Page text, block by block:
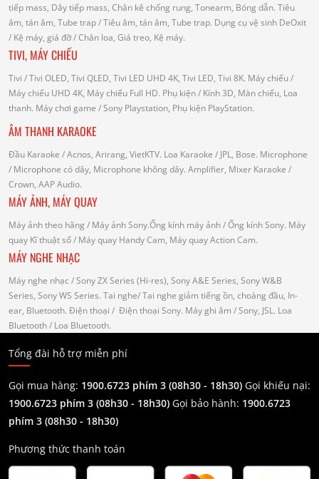
tiếp mass, Dây tiếp mass, Chân kê chống rung, Tonearm, Bóng dẫn. Tiêu
âm, tán âm, Tube trap/ Tiêu âm, tán âm, Tube trap. Dụng cụ vệ sinh DeOxit
/ Kệ máy, giá đỡ/ Chân loa, Giá treo, Kệ máy.
TIVI, MÁY CHIẾU
Tivi / Tivi OLED, Tivi QLED, Tivi LED UHD 4K, Tivi LED, Tivi 8K. Máy chiếu/
Máy chiếu UHD 4K, Máy chiếu Full HD. Phụ kiện/ Kính 3D, Màn chiếu, Loa
thanh. Máy chơi game / Sony Playstation, Phụ kiện PlayStation.
ÂM THANH KARAOKE
Đầu Karaoke / Acnos, Arirang, VietKTV. Loa Karaoke / JPL, Bose. Microphone
/ Microphone có dây, Microphone không dây. Amplifier, Mixer Karaoke /
Crown, AAP Audio.
MÁY ẢNH, MÁY QUAY
Máy ảnh theo hãng / Máy ảnh Sony.Ống kính máy ảnh / Ống kính Sony. Máy
quay Kĩ thuật số/ Máy quay Handy Cam, Máy quay Action Cam.
MÁY NGHE NHẠC
Máy nghe nhạc / Sony ZX Series (Hi-res), Sony A&E Series, Sony W&B
Series, Sony WS Series. Tai nghe/ Tai nghe giảm tiếng ồn, choàng đầu, In-
ear, Bluetooth. Điện thoại / Điện thoại Sony. Máy ghi âm / Sony, JSL. Loa
Bluetooth/ Loa Bluetooth.
Tổng đài hỗ trợ miễn phí
Gọi mua hàng: 1900.6723 phím 3 (08h30 - 18h30) Gọi khiếu nại:
1900.6723 phím 3 (08h30 - 18h30) Gọi bảo hành: 1900.6723
phím 3 (08h30 - 18h30)
Phương thức thanh toán